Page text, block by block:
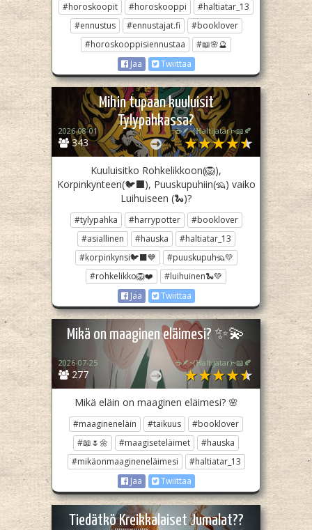
#horoskoopit #horoskooppi
#haltiatar_13
#ennustus
#ennustajat.fi
#booklover
#horoskooppisiennustaa
#📖🌸🔮
Jaa
Twiittaa
Mihin tupaan kuuluisit
Tylypahkassa?
343
2026-08-01 ☕🪶~(ℍaltijatar)~📖🍂
Kuuluisitko Rohkelikkoon(🦁),
Korpinkynteen(🐦‍⬛), Puuskupuhiin(🦡) vaiko
Luihuiseen (🐍)?
#tylypahka #harrypotter
#booklover
#asiallinen
#hauska
#haltiatar_13
#korpinkynsi🐦‍⬛💙
#puuskupuh🦡💛
#rohkelikko🦁❤️
#luihuinen🐍💚
Jaa
Twiittaa
Mikä on maaginen eläimesi? ✨💫
277
2026-07-25 ☕🪶~(ℍaltijatar)~📖🍂
Mikä eläin on maaginen eläimesi? 🌸
#maagineneläin #taikuus
#booklover
#📖🌷🌼
#maagiseteläimet
#hauska
#mikäonmaagineneläimesi
#haltiatar_13
Jaa
Twiittaa
Tiedätkö Kreikkalaiset Jumalat??